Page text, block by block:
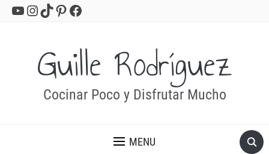
YouTube
Instagram
TikTok
Pinterest
Facebook
Guille Rodríguez
Cocinar Poco y Disfrutar Mucho
MENU